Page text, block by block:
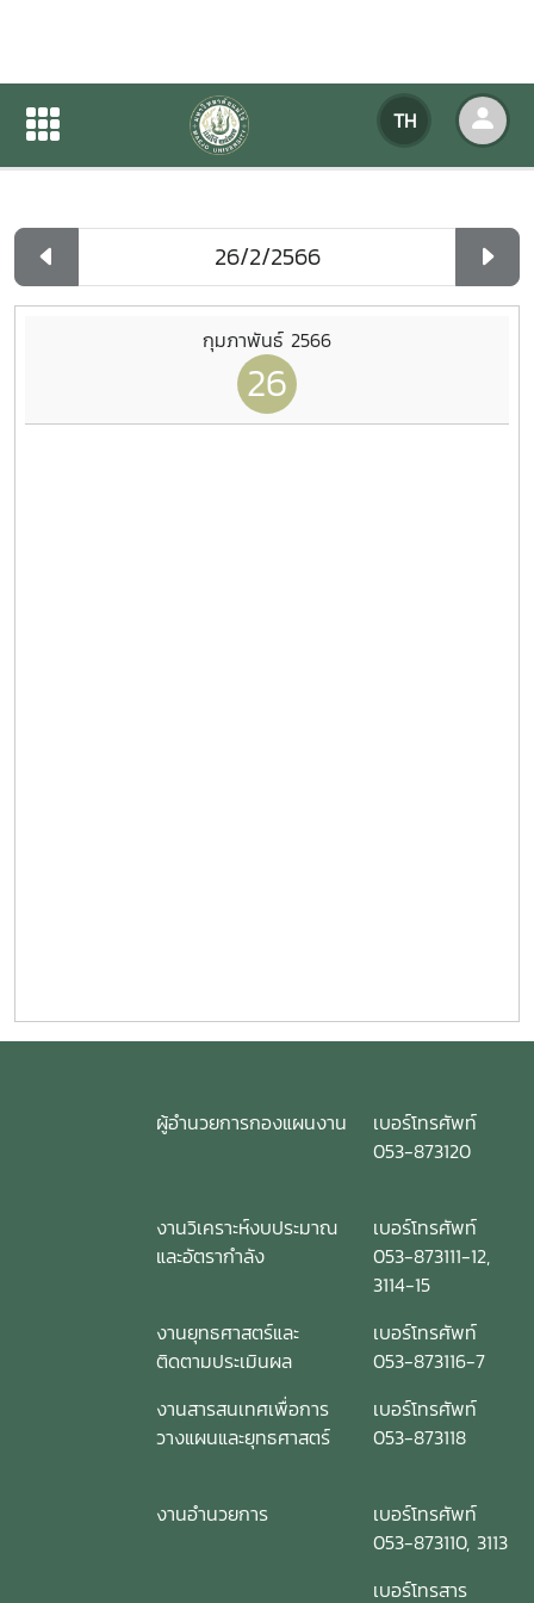
TH
ปฏิทินกิจกรรมของหน่วยงาน
ปฏิทินกิจกรรมของหน่วยงาน
กุมภาพันธ์ 2566
26
ผู้อำนวยการกองแผนงาน
เบอร์โทรศัพท์
053-873120
งานวิเคราะห์งบประมาณ
และอัตรากำลัง
เบอร์โทรศัพท์
053-873111-12,
3114-15
งานยุทธศาสตร์และ
ติดตามประเมินผล
เบอร์โทรศัพท์
053-873116-7
งานสารสนเทศเพื่อการ
วางแผนและยุทธศาสตร์
เบอร์โทรศัพท์
053-873118
งานอำนวยการ
เบอร์โทรศัพท์
053-873110, 3113
เบอร์โทรสาร